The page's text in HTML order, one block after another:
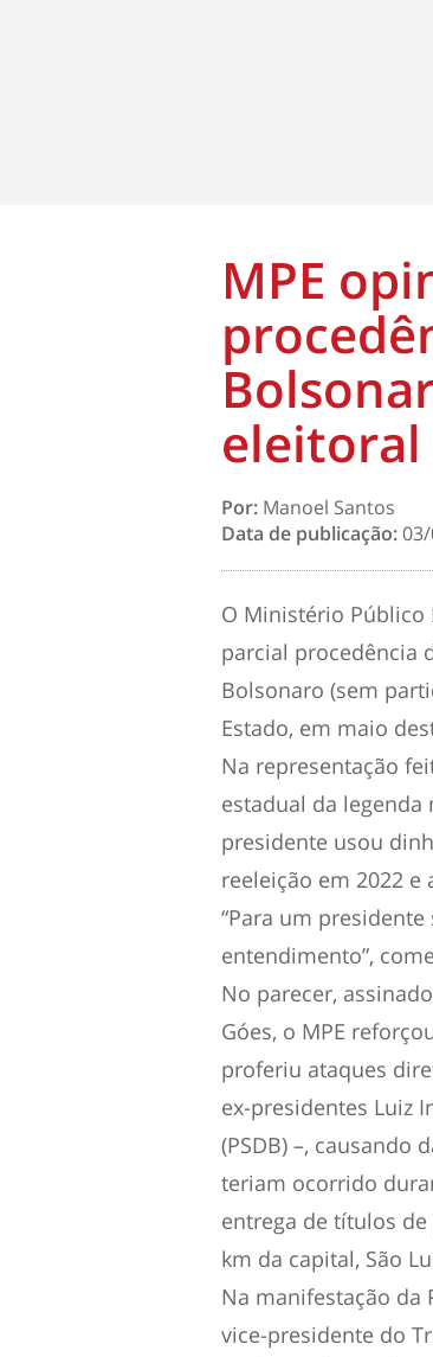
MPE
Por: Manoel Santos
Data de publicação:
O Ministério Público
parcial procedência
Bolsonaro (sem
Estado, em maio
Na representação
estadual da legenda
presidente usou
reeleição em 2022
“Para um
entendimento”,
No parecer,
Góes, o MPE
proferiu ataques
ex-presidentes Luiz
(PSDB) –, causando
teriam ocorrido
entrega de títulos
km da capital, São
Na manifestação da
vice-presidente do